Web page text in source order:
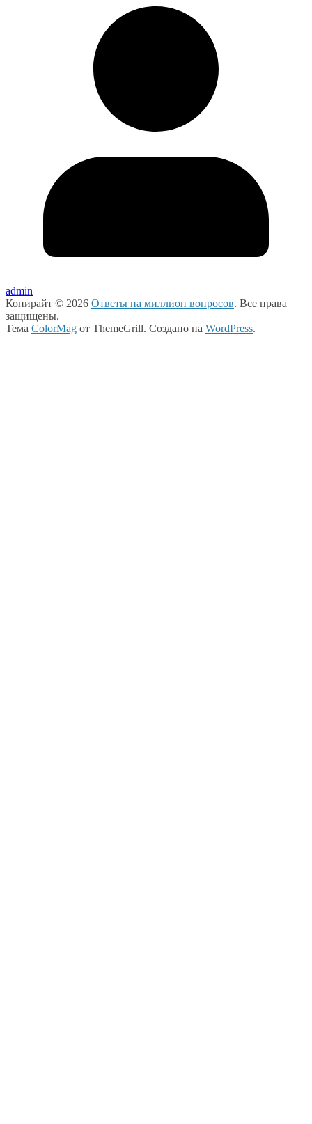
admin
Копирайт © 2026 Ответы на миллион вопросов. Все права
защищены.
Тема ColorMag от ThemeGrill. Создано на WordPress.